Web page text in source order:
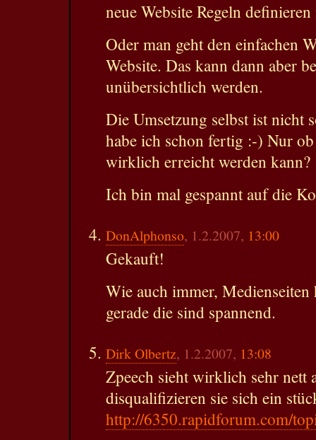
neue Website Regeln definieren
Oder man geht den einfachen
Website. Das kann dann aber
unübersichtlich werden.
Die Umsetzung selbst ist nicht
habe ich schon fertig :-) Nur
wirklich erreicht werden kann?
Ich bin mal gespannt auf die
DonAlphonso, 1.2.2007, 13:00
Gekauft!
Wie auch immer,
gerade die sind spannend.
Dirk Olbertz, 1.2.2007, 13:08
Zpeech sieht wirklich sehr nett
disqualifizieren sie sich ein
http://6350.rapidforum.com/